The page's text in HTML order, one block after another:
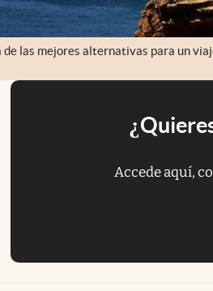
de las mejores alternativas para un
Accede aquí,